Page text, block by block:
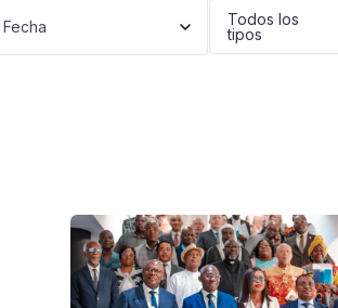
Fecha
Todos los
tipos